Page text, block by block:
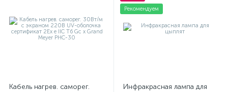
Кабель нагрев. саморег.
Рекомендуем
Инфракрасная лампа для